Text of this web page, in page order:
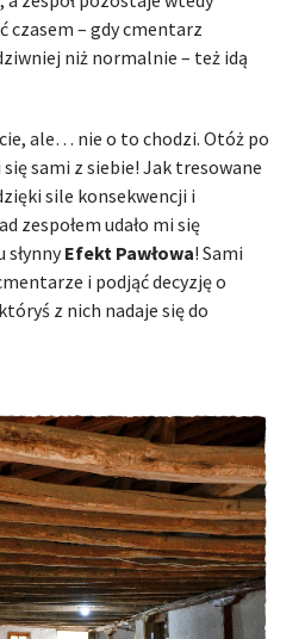
– gdy cmentarz
niż normalnie – też idą
ale… nie o to chodzi. Otóż po
sami z siebie! Jak tresowane
sile konsekwencji i
zespołem udało mi się
słynnyEfekt Pawłowa! Sami
i podjąć decyzję o
z nich nadaje się do